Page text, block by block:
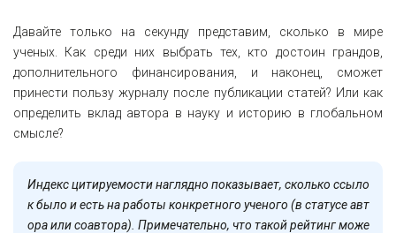
Давайте только на секунду представим, сколько в мире
ученых. Как среди них выбрать тех, кто достоин грандов,
дополнительного финансирования, и наконец, сможет
принести пользу журналу после публикации статей? Или как
определить вклад автора в науку и историю в глобальном
смысле?
Индекс цитируемости наглядно показывает, сколько ссыло
к было и есть на работы конкретного ученого (в статусе авт
ора или соавтора). Примечательно, что такой рейтинг може